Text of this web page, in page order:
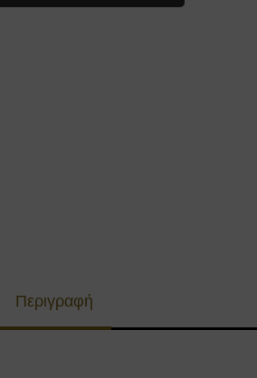
Περιγραφή